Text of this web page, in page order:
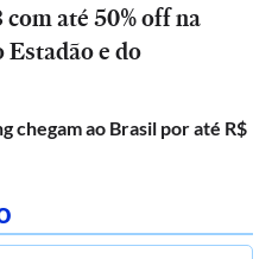
até 50% off na
e do
chegam ao Brasil por até R$